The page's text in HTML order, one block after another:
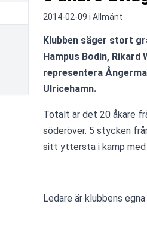
2014-02-09 i Allmänt
Klubben säger stort
Hampus Bodin,
representera
Ulricehamn.
Totalt är det 20 åkare
söderöver. 5 stycken
sitt yttersta i kamp med
Ledare är klubbens